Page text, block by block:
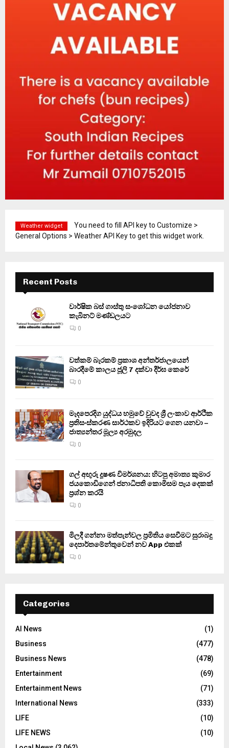
Weather widget
You need to fill API key to Customize >
General Options > Weather API Key to get this widget work.
Recent Posts
වාර්ෂික බස් ගාස්තු සංශෝධන යෝජනාව
කැබිනට් මණ්ඩලයට
0
වත්කම් බැරකම් ප්‍රකාශ අන්තර්ජාලයෙන්
බාරදීමේ කාලය ජූලි 7 දක්වා දීර්ඝ කෙරේ
0
මැදපෙරදිග යුද්ධය හමුවේ වුවද ශ්‍රී ලංකාව ආර්ථික
ප්‍රතිසංස්කරණ සාර්ථකව ඉදිරියට ගෙන යනවා –
ජාත්‍යන්තර මූල්‍ය අරමුදල
0
ගල් අඟුරු දූෂණ විමර්ශනය: හිටපු අමාත්‍ය කුමාර
ජයකොඩිගෙන් ජනාධිපති කොමිසම පැය දෙකක්
ප්‍රශ්න කරයි
0
මිලදී ගන්නා මත්පැන්වල ප්‍රමිතිය සෙවීමට සුරාබදු
දෙපාර්තමේන්තුවෙන් නව App එකක්
0
Categories
AI News
(1)
Business
(477)
Business News
(478)
Entertainment
(69)
Entertainment News
(71)
International News
(333)
LIFE
(10)
LIFE NEWS
(10)